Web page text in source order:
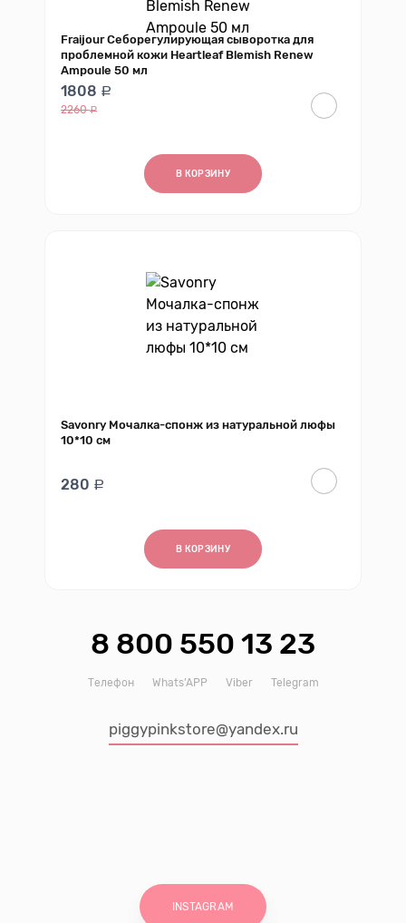
Fraijour Себорегулирующая сыворотка для
проблемной кожи Heartleaf Blemish Renew
Ampoule 50 мл
1808
2260
В КОРЗИНУ
Savonry Мочалка-спонж из натуральной люфы
10*10 см
280
В КОРЗИНУ
8 800 550 13 23
Телефон Whats’APP Viber Telegram
piggypinkstore@yandex.ru
INSTAGRAM